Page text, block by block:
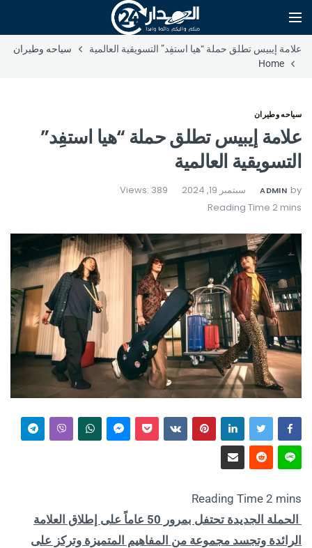
علامة إيبيس تطلق حملة “هيا استفِد” التسويقية العالمية
سياحه وطيران
Home
سياحه وطيران
علامة إيبيس تطلق حملة “هيا استفِد”
التسويقية العالمية
by
ADMIN سبتمبر 19, 2024 Views: 389
الحملة الجديدة تحتفل بمرور 50 عاماً على إطلاق العلامة
الرائدة وتجسد مجموعة من المفاهيم المتميزة وتركز على